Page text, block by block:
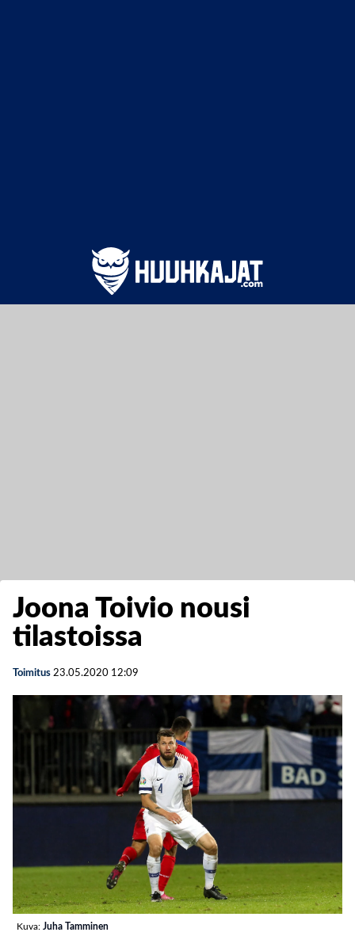
Joona Toivio nousi
tilastoissa
Toimitus 23.05.2020 12:09
Kuva: Juha Tamminen